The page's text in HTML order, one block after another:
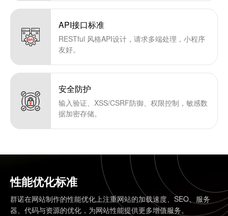
API接口标准
RESTful 风格API设计，请求多端处理，小程序
友好。
安全防护
输入验证、XSS/CSRF防御、权限控制，敏感数
据加密存储。
性能优化标准
群诺在网站制作的性能优化上注重网站的加载速度、SEO、服务
器、代码与资源的优化，为网站性能提供更多增值服务。